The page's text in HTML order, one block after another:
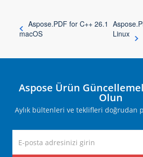
Aspose.PDF for C++ 26.1
macOS
Linux
Aspose Ürün
Olun
Aylık bültenleri ve teklifleri doğrudan